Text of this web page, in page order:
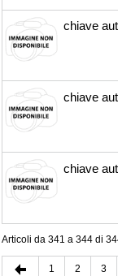
chiave
chiave
chiave
Articoli da 341 a 344 di
1 2 3